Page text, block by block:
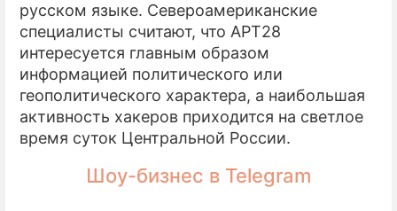
русском языке. Североамериканские
специалисты считают, что APT28
интересуется главным образом
информацией политического или
геополитического характера, а наибольшая
активность хакеров приходится на светлое
время суток Центральной России.
Шоу-бизнес в Telegram